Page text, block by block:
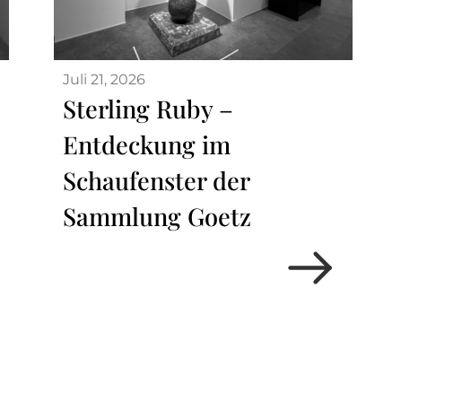
Juli 21, 2026
Sterling Ruby –
Entdeckung im
Schaufenster der
Sammlung Goetz